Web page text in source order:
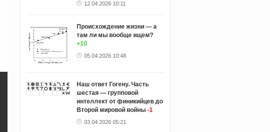
12.04.2026 10:11
Происхождение жизни — а
там ли мы вообще ищем?
+10
05.04.2026 10:48
Наш ответ Гогену. Часть
шестая — групповой
интеллект от финикийцев до
Второй мировой войны -1
03.04.2026 05:21